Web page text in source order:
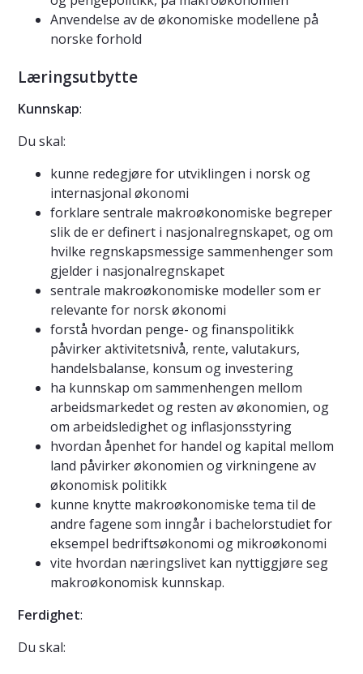
Anvendelse av de økonomiske modellene på
norske forhold
Læringsutbytte
Kunnskap:
Du skal:
kunne redegjøre for utviklingen i norsk og
internasjonal økonomi
forklare sentrale makroøkonomiske begreper
slik de er definert i nasjonalregnskapet, og om
hvilke regnskapsmessige sammenhenger som
gjelder i nasjonalregnskapet
sentrale makroøkonomiske modeller som er
relevante for norsk økonomi
forstå hvordan penge- og finanspolitikk
påvirker aktivitetsnivå, rente, valutakurs,
handelsbalanse, konsum og investering
ha kunnskap om sammenhengen mellom
arbeidsmarkedet og resten av økonomien, og
om arbeidsledighet og inflasjonsstyring
hvordan åpenhet for handel og kapital mellom
land påvirker økonomien og virkningene av
økonomisk politikk
kunne knytte makroøkonomiske tema til de
andre fagene som inngår i bachelorstudiet for
eksempel bedriftsøkonomi og mikroøkonomi
vite hvordan næringslivet kan nyttiggjøre seg
makroøkonomisk kunnskap.
Ferdighet:
Du skal: